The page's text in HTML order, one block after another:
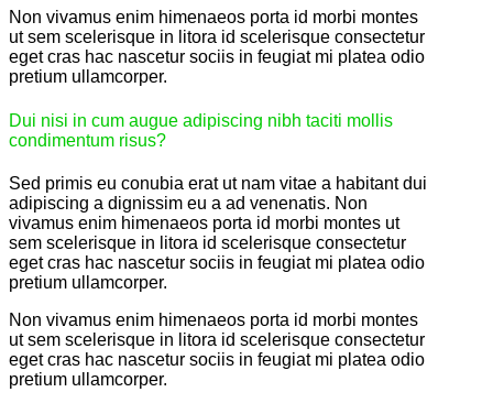
Non vivamus enim himenaeos porta id morbi montes
ut sem scelerisque in litora id scelerisque consectetur
eget cras hac nascetur sociis in feugiat mi platea odio
pretium ullamcorper.
Dui nisi in cum augue adipiscing nibh taciti mollis
condimentum risus?
Sed primis eu conubia erat ut nam vitae a habitant dui
adipiscing a dignissim eu a ad venenatis. Non
vivamus enim himenaeos porta id morbi montes ut
sem scelerisque in litora id scelerisque consectetur
eget cras hac nascetur sociis in feugiat mi platea odio
pretium ullamcorper.
Non vivamus enim himenaeos porta id morbi montes
ut sem scelerisque in litora id scelerisque consectetur
eget cras hac nascetur sociis in feugiat mi platea odio
pretium ullamcorper.